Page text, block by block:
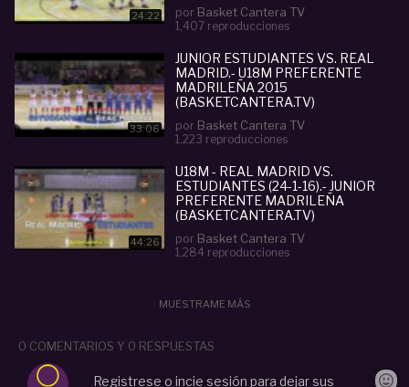
24:22 por Basket Cantera TV
1,407 reproducciones
33:06
JUNIOR ESTUDIANTES VS. REAL
MADRID.- U18M PREFERENTE
MADRILEÑA 2015
(BASKETCANTERA.TV)
por Basket Cantera TV
1,223 reproducciones
44:26
U18M - REAL MADRID VS.
ESTUDIANTES (24-1-16).- JUNIOR
PREFERENTE MADRILEÑA
(BASKETCANTERA.TV)
por Basket Cantera TV
1,284 reproducciones
MUESTRAME MÁS
0 COMENTARIOS Y 0 RESPUESTAS